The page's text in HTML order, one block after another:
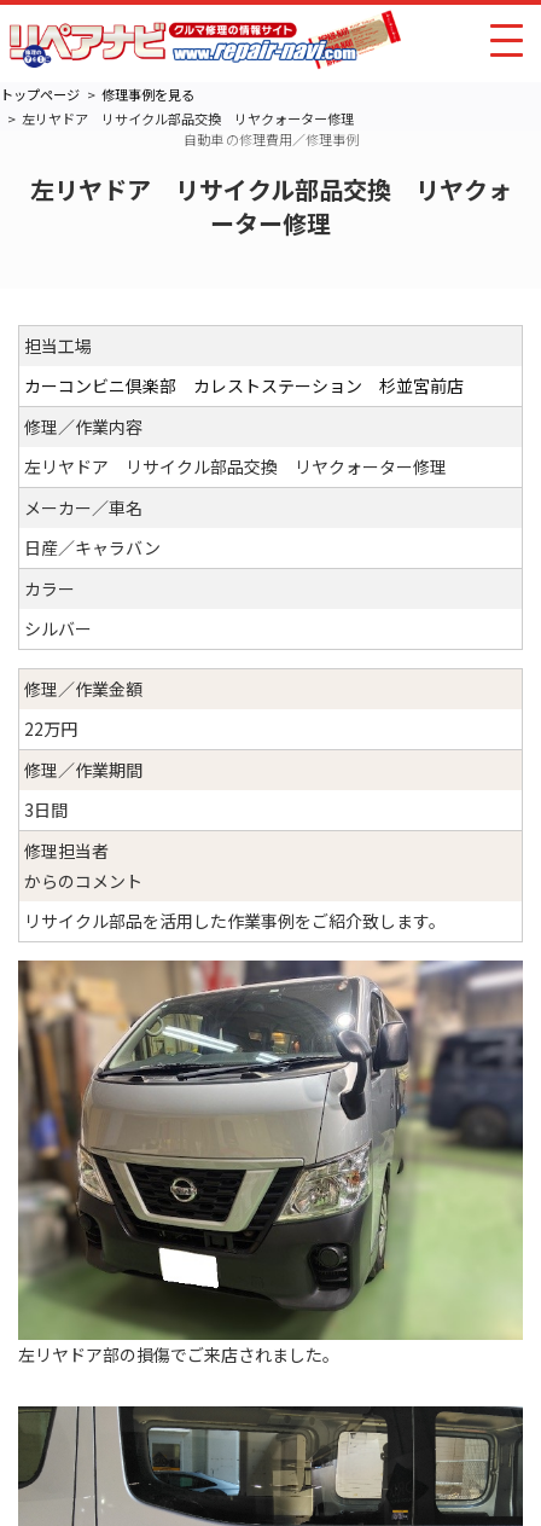
トップページ
修理事例を見る
左リヤドア リサイクル部品交換 リヤクォーター修理
自動車 の修理費用／修理事例
左リヤドア リサイクル部品交換 リヤクォ
ーター修理
担当工場
カーコンビニ倶楽部 カレストステーション 杉並宮前店
修理／作業内容
左リヤドア リサイクル部品交換 リヤクォーター修理
メーカー／車名
日産／キャラバン
カラー
シルバー
修理／作業金額
22万円
修理／作業期間
3日間
修理担当者
からのコメント
リサイクル部品を活用した作業事例をご紹介致します。
左リヤドア部の損傷でご来店されました。